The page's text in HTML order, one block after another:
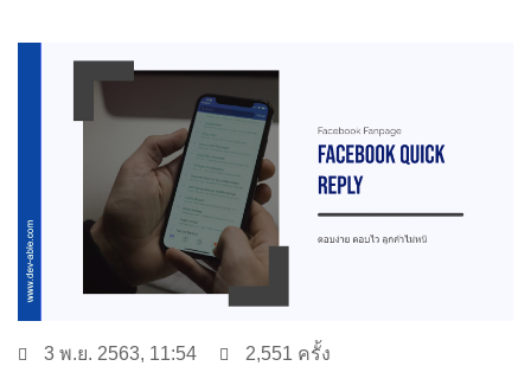
3 พ.ย. 2563, 11:54 2,551 ครั้ง